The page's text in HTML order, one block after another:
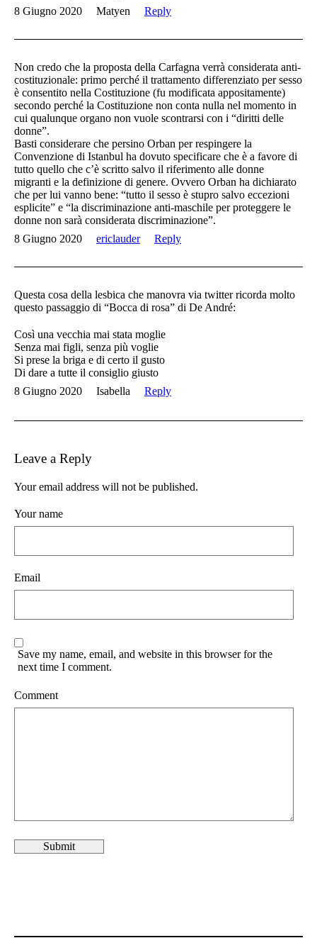
8 Giugno 2020
Matyen Reply
Non credo che la proposta della Carfagna verrà considerata anti-
costituzionale: primo perché il trattamento differenziato per sesso
è consentito nella Costituzione (fu modificata appositamente)
secondo perché la Costituzione non conta nulla nel momento in
cui qualunque organo non vuole scontrarsi con i “diritti delle
donne”.
Basti considerare che persino Orban per respingere la
Convenzione di Istanbul ha dovuto specificare che è a favore di
tutto quello che c’è scritto salvo il riferimento alle donne
migranti e la definizione di genere. Ovvero Orban ha dichiarato
che per lui vanno bene: “tutto il sesso è stupro salvo eccezioni
esplicite” e “la discriminazione anti-maschile per proteggere le
donne non sarà considerata discriminazione”.
8 Giugno 2020
ericlauder Reply
Questa cosa della lesbica che manovra via twitter ricorda molto
questo passaggio di “Bocca di rosa” di De André:
Così una vecchia mai stata moglie
Senza mai figli, senza più voglie
Si prese la briga e di certo il gusto
Di dare a tutte il consiglio giusto
8 Giugno 2020
Isabella Reply
Leave a Reply
Your email address will not be published.
Your name
Email
Save my name, email, and website in this browser for the
next time I comment.
Comment